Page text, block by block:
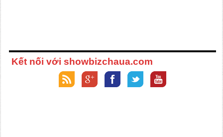
Kết nối với showbizchaua.com